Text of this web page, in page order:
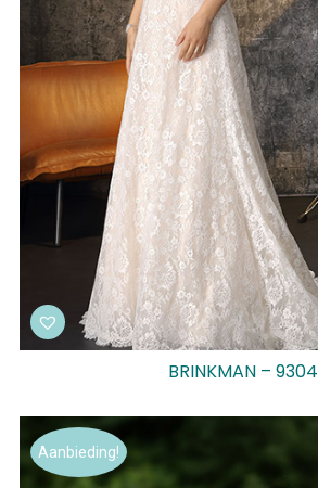
BRINKMAN – 9304
Aanbieding!